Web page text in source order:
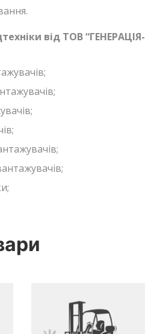
від ТОВ “ГЕНЕРАЦІЯ-